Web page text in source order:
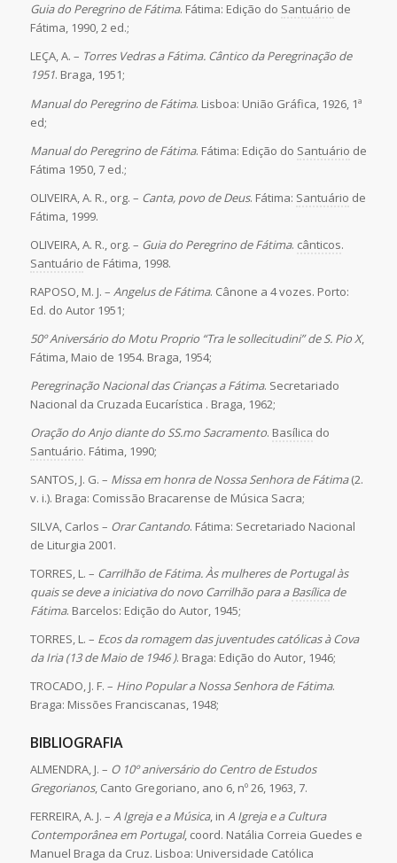
Guia do Peregrino de Fátima. Fátima: Edição do Santuário de
Fátima, 1990, 2 ed.;
LEÇA, A. – Torres Vedras a Fátima. Cântico da Peregrinação de
1951. Braga, 1951;
Manual do Peregrino de Fátima. Lisboa: União Gráfica, 1926, 1ª
ed;
Manual do Peregrino de Fátima. Fátima: Edição do Santuário de
Fátima 1950, 7 ed.;
OLIVEIRA, A. R., org. – Canta, povo de Deus. Fátima: Santuário de
Fátima, 1999.
OLIVEIRA, A. R., org. – Guia do Peregrino de Fátima. cânticos.
Santuário de Fátima, 1998.
RAPOSO, M. J. – Angelus de Fátima. Cânone a 4 vozes. Porto:
Ed. do Autor 1951;
50º Aniversário do Motu Proprio “Tra le sollecitudini” de S. Pio X,
Fátima, Maio de 1954. Braga, 1954;
Peregrinação Nacional das Crianças a Fátima. Secretariado
Nacional da Cruzada Eucarística . Braga, 1962;
Oração do Anjo diante do SS.mo Sacramento. Basílica do
Santuário. Fátima, 1990;
SANTOS, J. G. – Missa em honra de Nossa Senhora de Fátima(2.
v. i.). Braga: Comissão Bracarense de Música Sacra;
SILVA, Carlos – Orar Cantando. Fátima: Secretariado Nacional
de Liturgia 2001.
TORRES, L. – Carrilhão de Fátima. Às mulheres de Portugal às
quais se deve a iniciativa do novo Carrilhão para aBasílicade
Fátima. Barcelos: Edição do Autor, 1945;
TORRES, L. – Ecos da romagem das juventudes católicas à Cova
da Iria (13 de Maio de 1946 ). Braga: Edição do Autor, 1946;
TROCADO, J. F. – Hino Popular a Nossa Senhora de Fátima.
Braga: Missões Franciscanas, 1948;
BIBLIOGRAFIA
ALMENDRA, J. – O 10º aniversário do Centro de Estudos
Gregorianos, Canto Gregoriano, ano 6, nº 26, 1963, 7.
FERREIRA, A. J. – A Igreja e a Música, in A Igreja e a Cultura
Contemporânea em Portugal, coord. Natália Correia Guedes e
Manuel Braga da Cruz. Lisboa: Universidade Católica